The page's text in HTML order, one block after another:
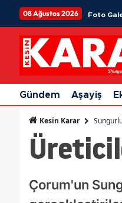
08 Ağustos 2026 Foto
Gündem Aşayiş
Kesin Karar
Çorum'un